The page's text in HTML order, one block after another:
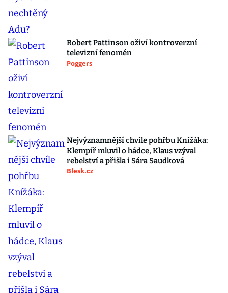
Robert Pattinson oživí kontroverzní
televizní fenomén
Poggers
Nejvýznamnější chvíle pohřbu Knížáka:
Klempíř mluvil o hádce, Klaus vzýval
rebelství a přišla i Sára Saudková
Blesk.cz